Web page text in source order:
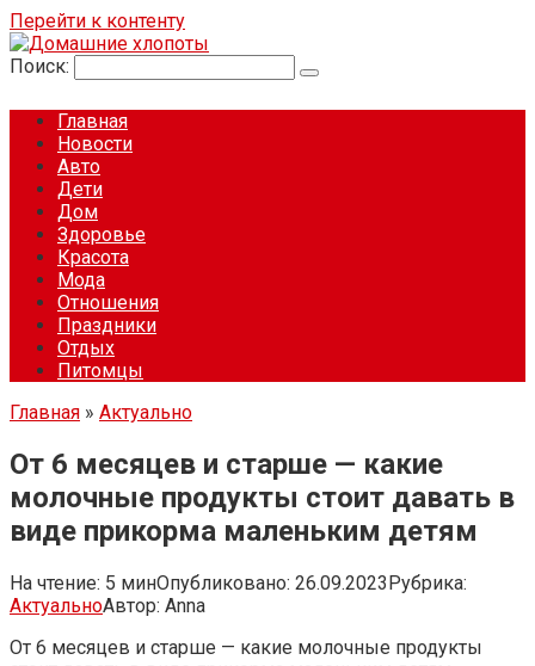
Перейти к контенту
Поиск:
Главная
Новости
Авто
Дети
Дом
Здоровье
Красота
Мода
Отношения
Праздники
Отдых
Питомцы
Главная » Актуально
От 6 месяцев и старше — какие
молочные продукты стоит давать в
виде прикорма маленьким детям
На чтение: 5 минОпубликовано: 26.09.2023Рубрика:
АктуальноАвтор: Anna
От 6 месяцев и старше — какие молочные продукты